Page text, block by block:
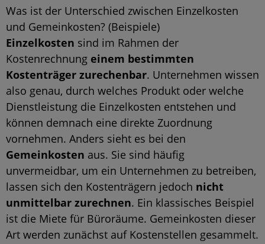
Was ist der Unterschied zwischen Einzelkosten
und Gemeinkosten? (Beispiele)
Einzelkosten sind im Rahmen der
Kostenrechnung einem bestimmten
Kostenträger zurechenbar. Unternehmen wissen
also genau, durch welches Produkt oder welche
Dienstleistung die Einzelkosten entstehen und
können demnach eine direkte Zuordnung
vornehmen. Anders sieht es bei den
Gemeinkosten aus. Sie sind häufig
unvermeidbar, um ein Unternehmen zu betreiben,
lassen sich den Kostenträgern jedoch nicht
unmittelbar zurechnen. Ein klassisches Beispiel
ist die Miete für Büroräume. Gemeinkosten dieser
Art werden zunächst auf Kostenstellen gesammelt.